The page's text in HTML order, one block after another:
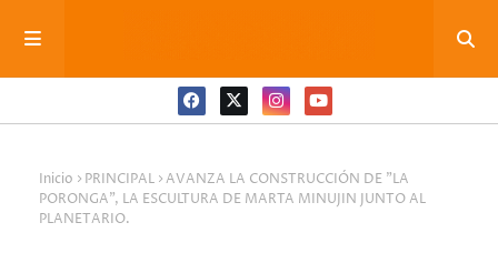
Inicio PRINCIPAL AVANZA LA CONSTRUCCIÓN DE "LA
PORONGA", LA ESCULTURA DE MARTA MINUJIN JUNTO AL
PLANETARIO.